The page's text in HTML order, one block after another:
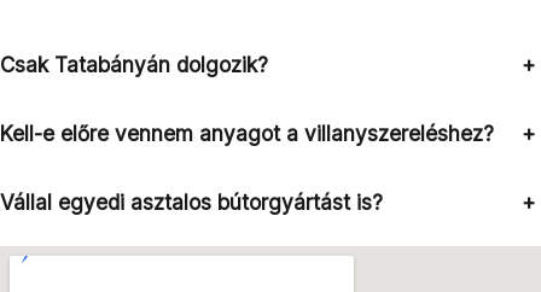
Csak Tatabányán dolgozik? +
Kell-e előre vennem anyagot a villanyszereléshez? +
Vállal egyedi asztalos bútorgyártást is? +